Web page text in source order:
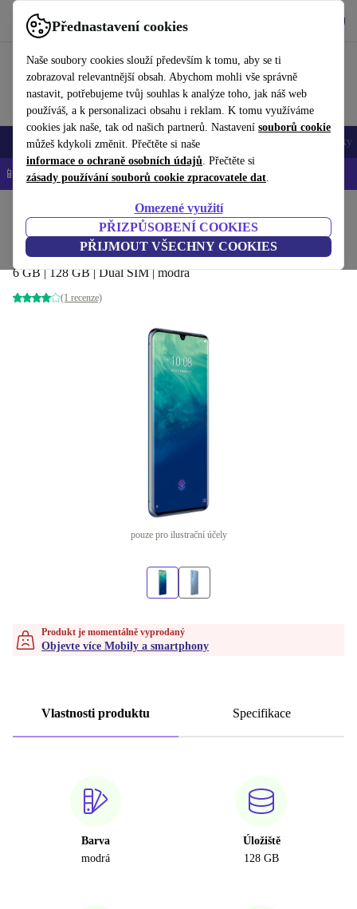
Přednastavení cookies
Naše soubory cookies slouží především k tomu, aby se ti
zobrazoval relevantnější obsah. Abychom mohli vše správně
nastavit, potřebujeme tvůj souhlas k analýze toho, jak náš web
používáš, a k personalizaci obsahu i reklam. K tomu využíváme
cookies jak naše, tak od našich partnerů. Nastavení souborů cookie
můžeš kdykoli změnit. Přečtěte si naše
informace o ochraně osobních údajů. Přečtěte si
zásady používání souborů cookie zpracovatele dat.
Omezené využití
PŘIZPŮSOBENÍ COOKIES
PŘIJMOUT VŠECHNY COOKIES
Používejte refurbed rychle a snadno
Mobily a smartphony Notebooky Tablety Doplňky
📱 -5 % NAVÍC na všechny iPhony – kód: IPHONEDEAL-
Mobily a smartphony
ZTE Axon 10 Pro
6 GB | 128 GB | Dual SIM | modrá
(1 recenze)
pouze pro ilustrační účely
Produkt je momentálně vyprodaný
Objevte více Mobily a smartphony
Vlastnosti produktu Specifikace
Barva
modrá
Úložiště
128 GB